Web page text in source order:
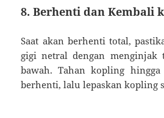
8.Berhenti dan Kembali
Saat akan berhenti total,
gigi netral dengan menginjak
bawah. Tahan kopling
berhenti, lalu lepaskan kopling